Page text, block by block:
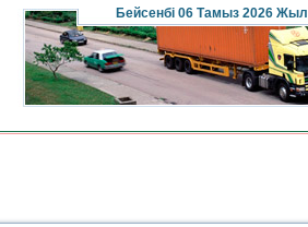
Бейсенбі 06 Тамыз 2026 Жыл